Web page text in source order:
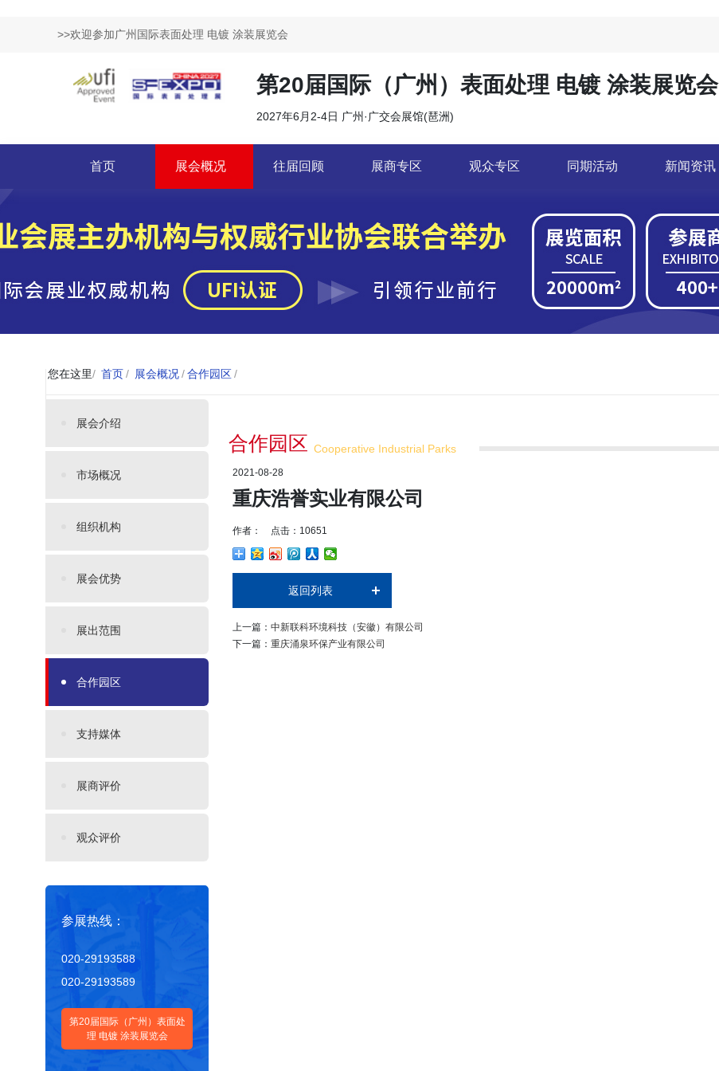
>>欢迎参加广州国际表面处理 电镀 涂装展览会
第20届国际（广州）表面处理 电镀 涂装展览会
2027年6月2-4日 广州·广交会展馆(琶洲)
首页 展会概况 往届回顾 展商专区 观众专区 同期活动 新闻资讯
您在这里/ 首页/ 展会概况/合作园区/
展会介绍
市场概况
组织机构
展会优势
展出范围
合作园区
支持媒体
展商评价
观众评价
参展热线：
020-29193588
020-29193589
第20届国际（广州）表面处
理 电镀 涂装展览会
合作园区 Cooperative Industrial Parks
2021-08-28
重庆浩誉实业有限公司
作者： 点击：10651
返回列表
上一篇： 中新联科环境科技（安徽）有限公司
下一篇： 重庆涌泉环保产业有限公司